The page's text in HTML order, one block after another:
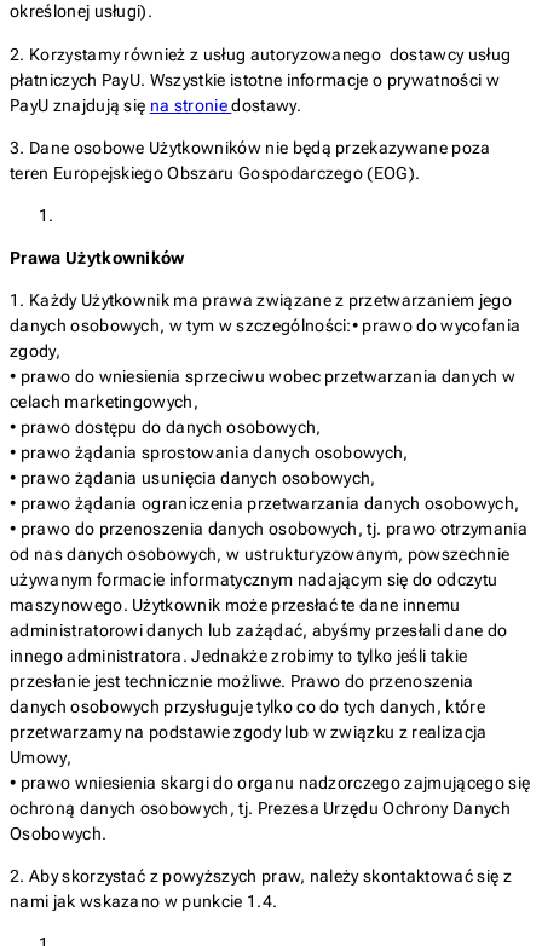
określonej usługi).
2. Korzystamy również z usług autoryzowanego dostawcy usług
płatniczych PayU. Wszystkie istotne informacje o prywatności w
PayU znajdują się na stroniedostawy.
3. Dane osobowe Użytkowników nie będą przekazywane poza
teren Europejskiego Obszaru Gospodarczego (EOG).
Prawa Użytkowników
1. Każdy Użytkownik ma prawa związane z przetwarzaniem jego
danych osobowych, w tym w szczególności:• prawo do wycofania
zgody,
• prawo do wniesienia sprzeciwu wobec przetwarzania danych w
celach marketingowych,
• prawo dostępu do danych osobowych,
• prawo żądania sprostowania danych osobowych,
• prawo żądania usunięcia danych osobowych,
• prawo żądania ograniczenia przetwarzania danych osobowych,
• prawo do przenoszenia danych osobowych, tj. prawo otrzymania
od nas danych osobowych, w ustrukturyzowanym, powszechnie
używanym formacie informatycznym nadającym się do odczytu
maszynowego. Użytkownik może przesłać te dane innemu
administratorowi danych lub zażądać, abyśmy przesłali dane do
innego administratora. Jednakże zrobimy to tylko jeśli takie
przesłanie jest technicznie możliwe. Prawo do przenoszenia
danych osobowych przysługuje tylko co do tych danych, które
przetwarzamy na podstawie zgody lub w związku z realizacja
Umowy,
• prawo wniesienia skargi do organu nadzorczego zajmującego się
ochroną danych osobowych, tj. Prezesa Urzędu Ochrony Danych
Osobowych.
2. Aby skorzystać z powyższych praw, należy skontaktować się z
nami jak wskazano w punkcie 1.4.